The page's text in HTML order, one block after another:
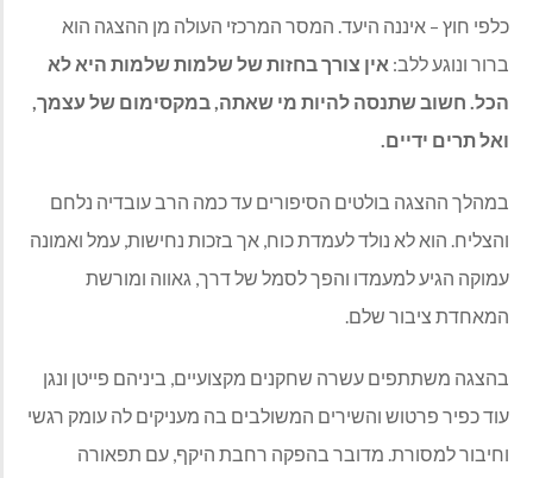
כלפי חוץ – איננה היעד. המסר המרכזי העולה מן ההצגה הוא
ברור ונוגע ללב: אין צורך בחזות של שלמות שלמות היא לא
הכל. חשוב שתנסה להיות מי שאתה, במקסימום של עצמך,
ואל תרים ידיים.
במהלך ההצגה בולטים הסיפורים עד כמה הרב עובדיה נלחם
והצליח. הוא לא נולד לעמדת כוח, אך בזכות נחישות, עמל ואמונה
עמוקה הגיע למעמדו והפך לסמל של דרך, גאווה ומורשת
המאחדת ציבור שלם.
בהצגה משתתפים עשרה שחקנים מקצועיים, ביניהם פייטן ונגן
עוד כפיר פרטוש והשירים המשולבים בה מעניקים לה עומק רגשי
וחיבור למסורת. מדובר בהפקה רחבת היקף, עם תפאורה